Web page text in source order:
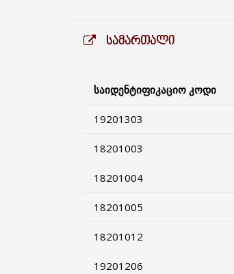
ᲡᲐᲛᲐᲠᲗᲐᲚᲘ
საიდენტიფიკაციო კოდი
19201303
18201003
18201004
18201005
18201012
19201206